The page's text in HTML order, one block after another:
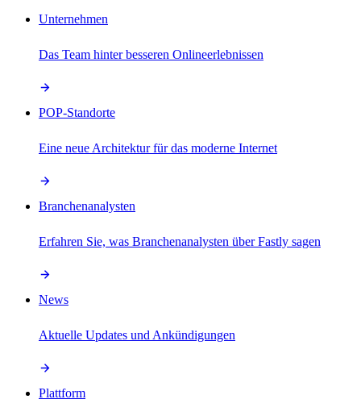
Unternehmen
Das Team hinter besseren Onlineerlebnissen
POP-Standorte
Eine neue Architektur für das moderne Internet
Branchenanalysten
Erfahren Sie, was Branchenanalysten über Fastly sagen
News
Aktuelle Updates und Ankündigungen
Plattform